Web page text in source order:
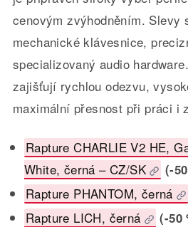
cenovým zvýhodněním. Slevy
mechanické klávesnice,
specializovaný audio
zajišťují rychlou odezvu,
maximální přesnost při práci i
Rapture CHARLIE V2 HE,
White, černá – CZ/SK
(-
Rapture PHANTOM, černá
Rapture LICH, černá (-50